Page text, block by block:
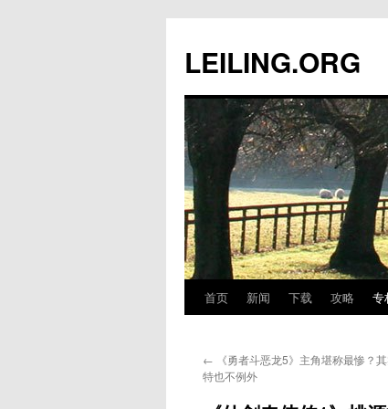
文
LEILING.ORG
首页 新闻 下载 攻略 专
← 《勇者斗恶龙5》主角堪称最惨？
特也不例外